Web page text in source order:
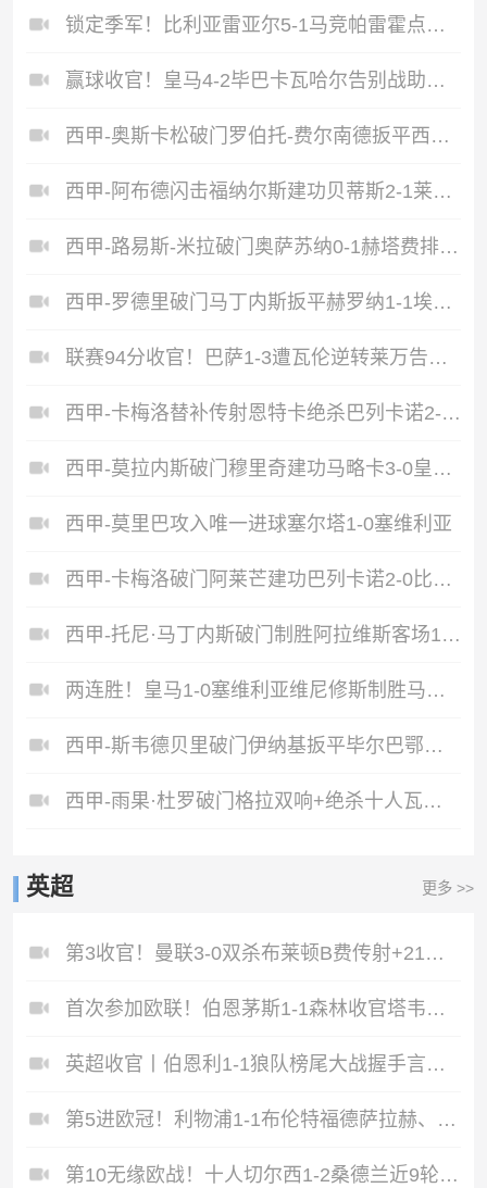
锁定季军！比利亚雷亚尔5-1马竞帕雷霍点射佩雷斯两射一传
赢球收官！皇马4-2毕巴卡瓦哈尔告别战助攻姆巴佩贝林厄姆破门
西甲-奥斯卡松破门罗伯托-费尔南德扳平西班牙人1-1皇家社会
西甲-阿布德闪击福纳尔斯建功贝蒂斯2-1莱万特
西甲-路易斯-米拉破门奥萨苏纳0-1赫塔费排第17惊险保级
西甲-罗德里破门马丁内斯扳平赫罗纳1-1埃尔切惨遭降级
联赛94分收官！巴萨1-3遭瓦伦逆转莱万告别战破门费兰献助攻
西甲-卡梅洛替补传射恩特卡绝杀巴列卡诺2-1逆转阿拉维斯
西甲-莫拉内斯破门穆里奇建功马略卡3-0皇家奥维耶多仍遭降级
西甲-莫里巴攻入唯一进球塞尔塔1-0塞维利亚
西甲-卡梅洛破门阿莱芒建功巴列卡诺2-0比利亚雷亚尔
西甲-托尼·马丁内斯破门制胜阿拉维斯客场1-0皇家奥维耶多
两连胜！皇马1-0塞维利亚维尼修斯制胜马斯坦托诺中柱姆总失良机
西甲-斯韦德贝里破门伊纳基扳平毕尔巴鄂竞技1-1塞尔塔
西甲-雨果·杜罗破门格拉双响+绝杀十人瓦伦西亚4-3皇家社会
英超 更多 >>
第3收官！曼联3-0双杀布莱顿B费传射+21助破纪录独享英超助攻王
首次参加欧联！伯恩茅斯1-1森林收官塔韦尼耶救主怀特远射破门
英超收官丨伯恩利1-1狼队榜尾大战握手言和两队双双降入英冠
第5进欧冠！利物浦1-1布伦特福德萨拉赫、罗伯逊结束9年红军生涯
第10无缘欧战！十人切尔西1-2桑德兰近9轮仅1胜桑德兰第7进欧战